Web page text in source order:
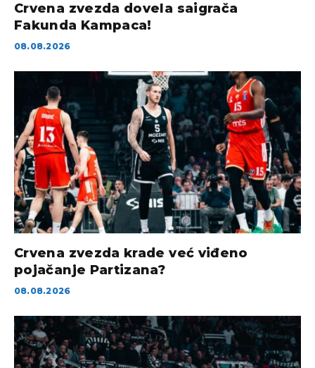
Crvena zvezda dovela saigrača
Fakunda Kampaca!
08.08.2026
Crvena zvezda krade već viđeno
pojačanje Partizana?
08.08.2026